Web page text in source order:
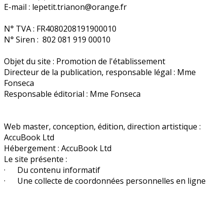
E-mail : lepetit.trianon@orange.fr
N° TVA : FR4080208191900010
N° Siren : 802 081 919 00010
Objet du site : Promotion de l'établissement
Directeur de la publication, responsable légal : Mme
Fonseca
Responsable éditorial : Mme Fonseca
Web master, conception, édition, direction artistique :
AccuBook Ltd
Hébergement : AccuBook Ltd
Le site présente :
· Du contenu informatif
· Une collecte de coordonnées personnelles en ligne